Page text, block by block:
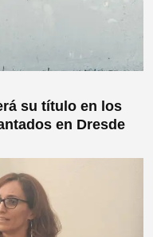
su título en los
en Dresde